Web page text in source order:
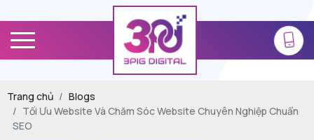
Trang chủ
Blogs
Tối Ưu Website Và Chăm Sóc Website Chuyên Nghiệp Chuẩn
SEO